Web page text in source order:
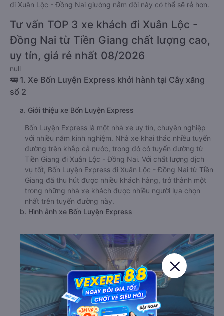
đi Xuân Lộc - Đồng Nai giường nằm đôi này có thể sẽ rẻ hơn.
Tư vấn TOP 3 xe khách đi Xuân Lộc -
Đồng Nai từ Tiền Giang chất lượng cao,
uy tín, giá rẻ nhất 08/2026
null
🚌 1. Xe Bốn Luyện Express khởi hành tại Cây xăng
số 2
a. Giới thiệu xe Bốn Luyện Express
Bốn Luyện Express là một nhà xe uy tín, chuyên nghiệp
với nhiều năm kinh nghiệm. Nhà xe khai thác nhiều tuyến
đường trên khắp cả nước, trong đó có tuyến đường từ
Tiền Giang đi Xuân Lộc - Đồng Nai. Với chất lượng dịch
vụ tốt, Bốn Luyện Express đi Xuân Lộc - Đồng Nai từ Tiền
Giang đã thu hút được nhiều khách hàng, trở thành một
trong những nhà xe khách được nhiều người lựa chọn
nhất trên tuyến đường này.
b. Hình ảnh xe Bốn Luyện Express